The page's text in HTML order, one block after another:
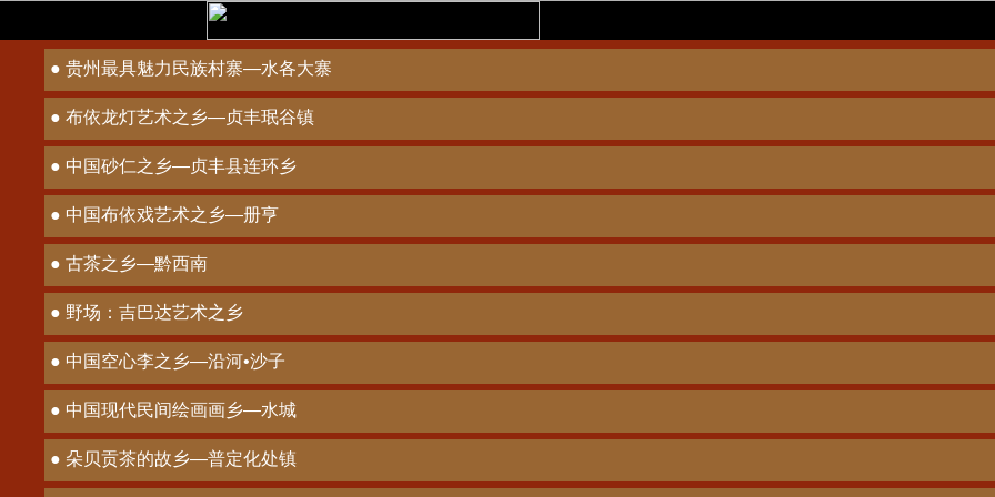
● 贵州最具魅力民族村寨—水各大寨
● 布依龙灯艺术之乡—贞丰珉谷镇
● 中国砂仁之乡—贞丰县连环乡
● 中国布依戏艺术之乡—册亨
● 古茶之乡—黔西南
● 野场：吉巴达艺术之乡
● 中国空心李之乡—沿河•沙子
● 中国现代民间绘画画乡—水城
● 朵贝贡茶的故乡—普定化处镇